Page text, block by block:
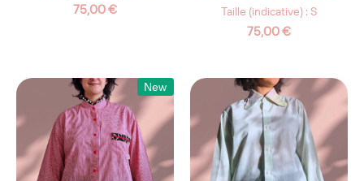
75,00€ Taille (indicative) : S
75,00€
New